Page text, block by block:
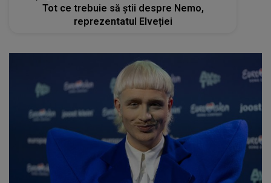
Tot ce trebuie să știi despre Nemo,
reprezentatul Elveției